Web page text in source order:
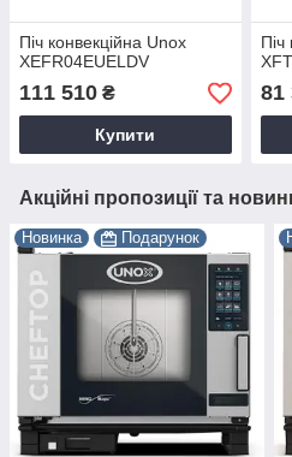
Піч конвекційна Unox
XEFR04EUELDV
111 510 ₴
Купити
Піч
81
Акційні пропозиції та
Новинка Подарунок